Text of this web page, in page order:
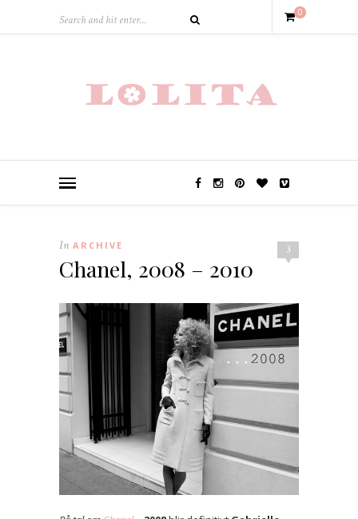
0
3
In ARCHIVE
Chanel, 2008 – 2010